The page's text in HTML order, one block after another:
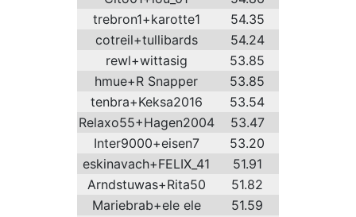
trebron1+karotte1
54.35
cotreil+tullibards
54.24
rewl+wittasig
53.85
hmue+R Snapper
53.85
tenbra+Keksa2016
53.54
Relaxo55+Hagen2004
53.47
Inter9000+eisen7
53.20
eskinavach+FELIX_41
51.91
Arndstuwas+Rita50
51.82
Mariebrab+ele ele
51.59